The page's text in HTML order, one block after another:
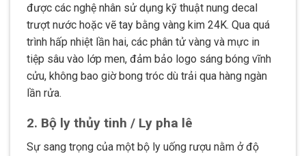
được các nghệ nhân sử dụng kỹ thuật nung decal
trượt nước hoặc vẽ tay bằng vàng kim 24K. Qua quá
trình hấp nhiệt lần hai, các phân tử vàng và mực in
tiệp sâu vào lớp men, đảm bảo logo sáng bóng vĩnh
cửu, không bao giờ bong tróc dù trải qua hàng ngàn
lần rửa.
2. Bộ ly thủy tinh / Ly pha lê
Sự sang trọng của một bộ ly uống rượu nằm ở độ